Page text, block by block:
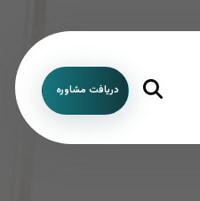
دریافت مشاوره